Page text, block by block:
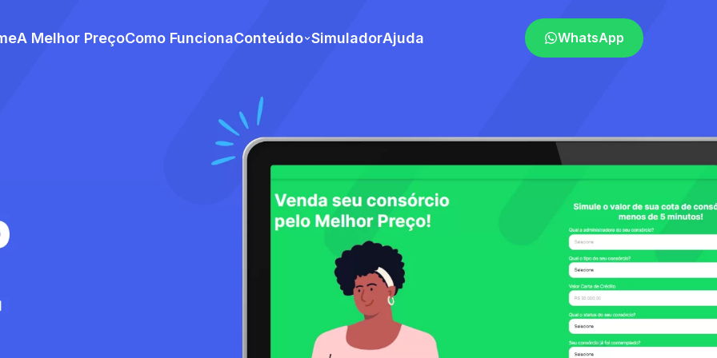
A Melhor PreçoComo FuncionaConteúdo SimuladorAjuda WhatsApp